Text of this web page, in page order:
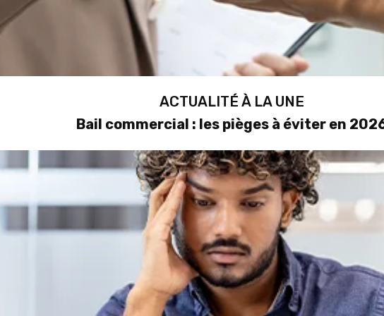
ACTUALITÉ À LA UNE
Bail commercial : les pièges à éviter en